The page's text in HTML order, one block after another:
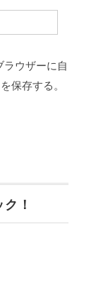
ラウザーに自
保存する。
！